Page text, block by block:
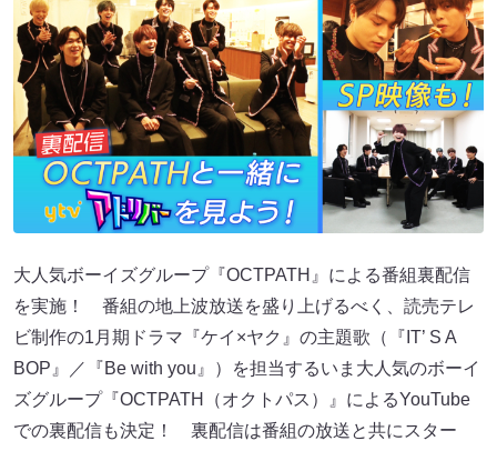
大人気ボーイズグループ『OCTPATH』による番組裏配信
を実施！ 番組の地上波放送を盛り上げるべく、読売テレ
ビ制作の1月期ドラマ『ケイ×ヤク』の主題歌（『IT’ S A
BOP』／『Be with you』）を担当するいま大人気のボーイ
ズグループ『OCTPATH（オクトパス）』によるYouTube
での裏配信も決定！ 裏配信は番組の放送と共にスター